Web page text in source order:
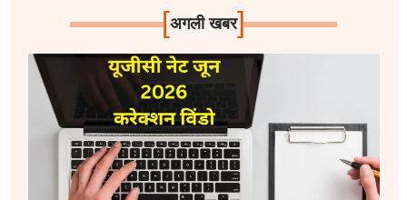
[अगली खबर]